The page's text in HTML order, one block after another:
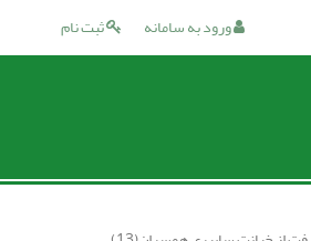
ثبت نام ورود به سامانه